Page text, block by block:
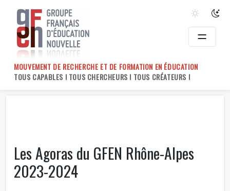
content
MOUVEMENT DE RECHERCHE ET DE FORMATION EN ÉDUCATION
TOUS CAPABLES ! TOUS CHERCHEURS ! TOUS CRÉATEURS !
Les Agoras du GFEN Rhône-Alpes
2023-2024